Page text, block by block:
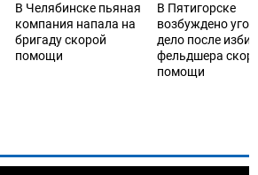
В Челябинске пьяная
компания напала на
бригаду скорой
помощи
В Пятигорске
возбуждено
дело после
фельдшера
помощи